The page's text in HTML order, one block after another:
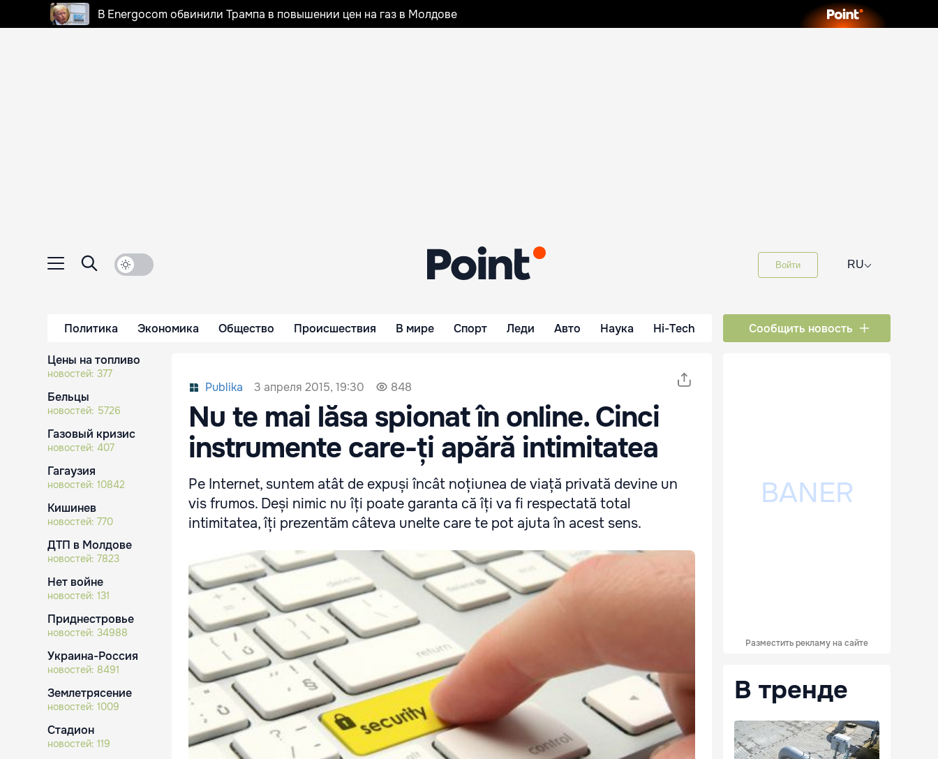
В Energocom обвинили Трампа в повышении цен на газ в Молдове
Войти RU⌵
Политика Экономика Общество Происшествия В мире Спорт Леди Авто Наука Hi-Tech Сообщить новость
Цены на топливо
новостей: 377
Бельцы
новостей: 5726
Газовый кризис
новостей: 407
Гагаузия
новостей: 10842
Кишинев
новостей: 770
ДТП в Молдове
новостей: 7823
Нет войне
новостей: 131
Приднестровье
новостей: 34988
Украина-Россия
новостей: 8491
Землетрясение
новостей: 1009
Стадион
новостей: 119
Publika 3 апреля 2015, 19:30 848
Nu te mai lăsa spionat în online. Cinci
instrumente care-ți apără intimitatea
Pe Internet, suntem atât de expuși încât noțiunea de viață privată devine un
vis frumos. Deși nimic nu îți poate garanta că îți va fi respectată total
intimitatea, îți prezentăm câteva unelte care te pot ajuta în acest sens.
Разместить рекламу на сайте
В тренде